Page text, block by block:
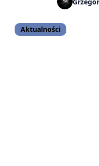
Aktualności